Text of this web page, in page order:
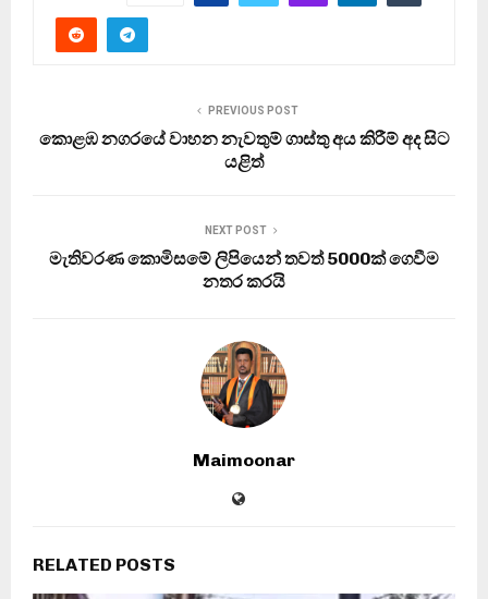
PREVIOUS POST
කොළඹ නගරයේ වාහන නැවතුම් ගාස්තු අය කිරීම් අද සිට
යළිත්
NEXT POST
මැතිවරණ කොමිසමේ ලිපියෙන් තවත් 5000ක් ගෙවීම
නතර කරයි
Maimoonar
RELATED POSTS